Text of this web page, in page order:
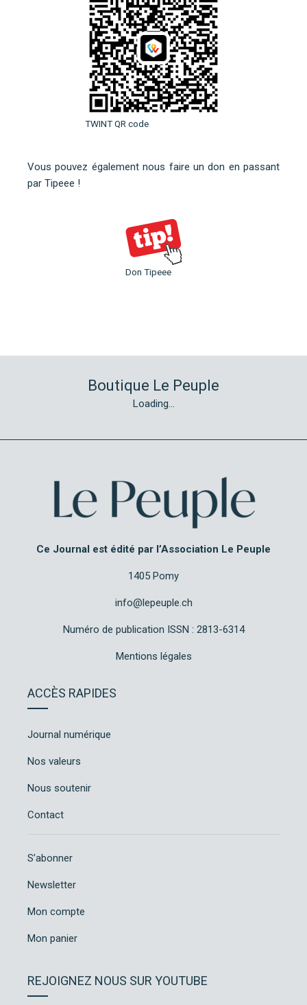
TWINT QR code
Vous pouvez également nous faire un don en passant
par Tipeee !
Don Tipeee
Boutique Le Peuple
Loading...
Ce Journal est édité par l’Association Le Peuple
1405 Pomy
info@lepeuple.ch
Numéro de publication ISSN : 2813-6314
Mentions légales
ACCÈS RAPIDES
Journal numérique
Nos valeurs
Nous soutenir
Contact
S’abonner
Newsletter
Mon compte
Mon panier
REJOIGNEZ NOUS SUR YOUTUBE